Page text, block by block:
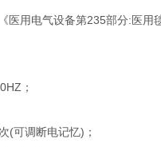
医用电气设备第235部分:医
；
(可调断电记忆)；